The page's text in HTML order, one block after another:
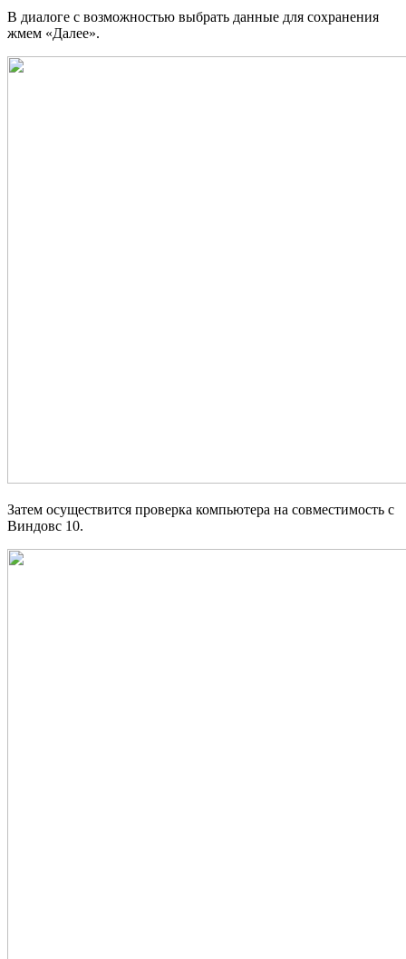
В диалоге с возможностью выбрать данные для сохранения
жмем «Далее».
Затем осуществится проверка компьютера на совместимость с
Виндовс 10.